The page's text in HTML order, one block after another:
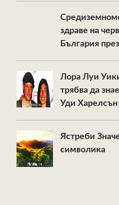
здраве на
България
Лора Луи
трябва да
Уди Харелсън
Ястреби
символика